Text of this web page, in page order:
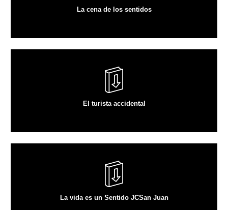
La cena de los sentidos
El turista accidental
VER ARTÍCULO
La vida es un Sentido JCSan Juan
VER ARTÍCULO